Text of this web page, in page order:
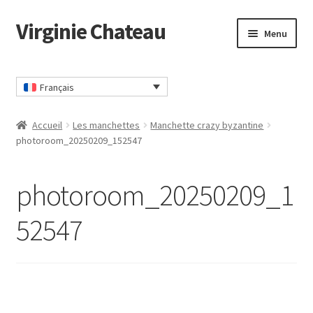
Passer
à
navigation
Passer
au
Virginie Chateau Menu
Commander
Mon compte
Français
Accueil Les manchettes
Manchette crazy byzantine
photoroom_20250209_152547
photoroom_20250209_1
52547